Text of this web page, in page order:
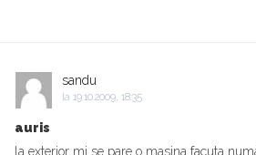
sandu
la 19.10.2009, 18:35
auris
la exterior mi se pare o masina facuta